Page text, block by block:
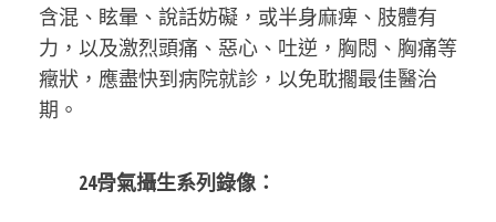
含混、眩暈、說話妨礙，或半身麻痺、肢體有
力，以及激烈頭痛、惡心、吐逆，胸悶、胸痛等
癥狀，應盡快到病院就診，以免耽擱最佳醫治
期。
24骨氣攝生系列錄像：